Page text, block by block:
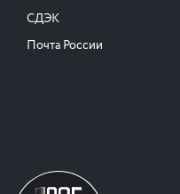
СДЭК
Почта России